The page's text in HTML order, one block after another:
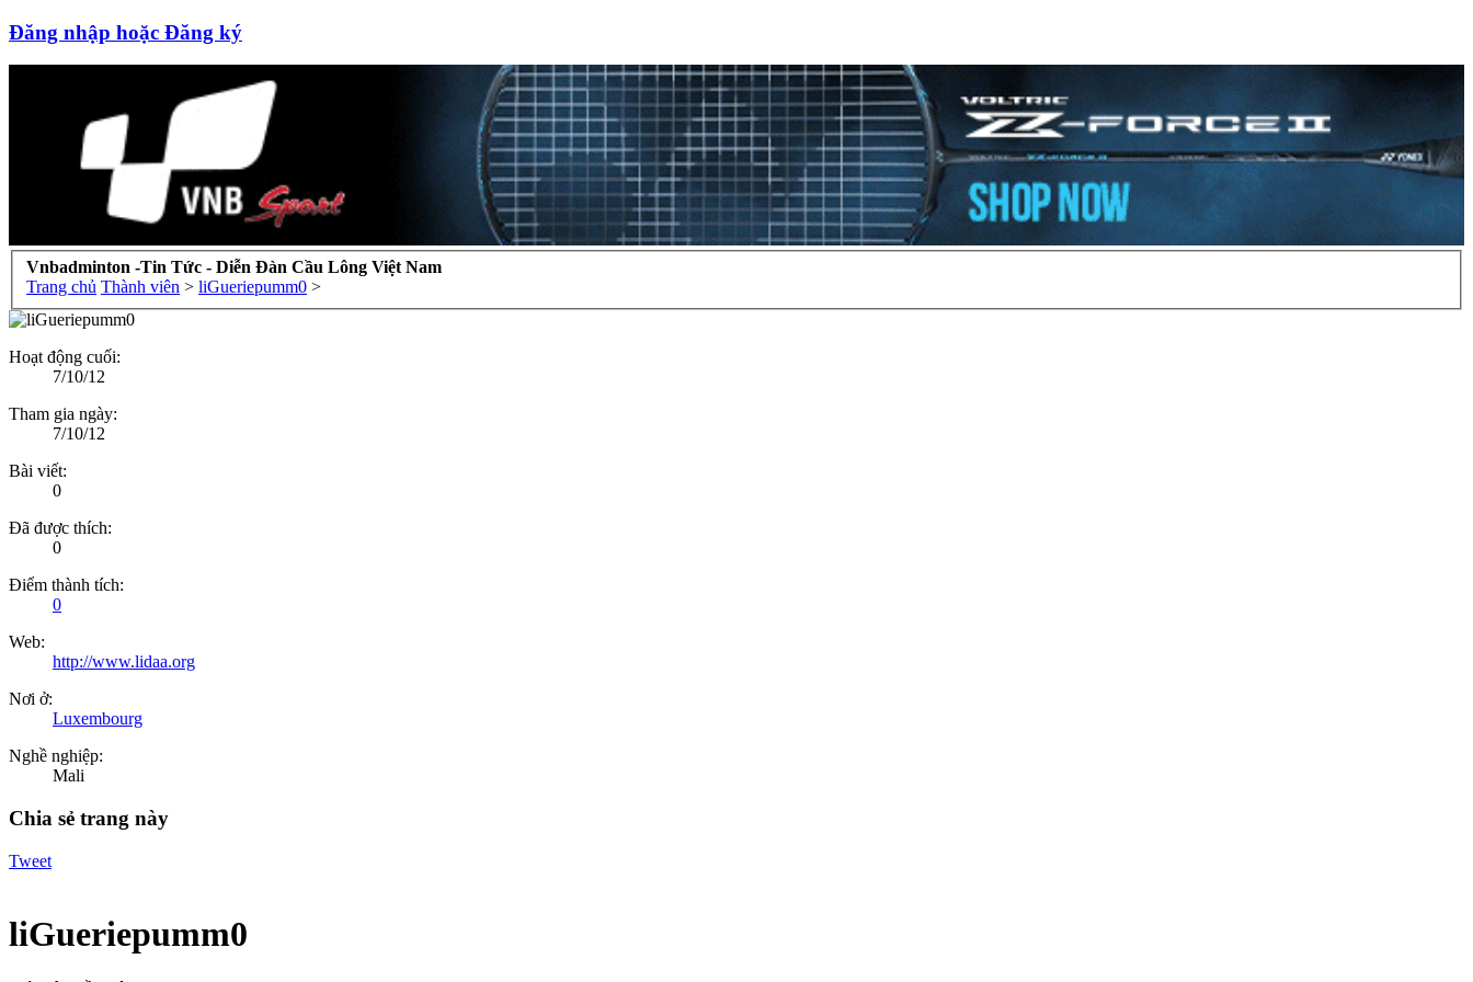
Đăng nhập hoặc Đăng ký
Vnbadminton -Tin Tức - Diễn Đàn Cầu Lông Việt Nam
Trang chủ Thành viên > liGueriepumm0 >
Hoạt động cuối:
7/10/12
Tham gia ngày:
7/10/12
Bài viết:
0
Đã được thích:
0
Điểm thành tích:
0
Web:
http://www.lidaa.org
Nơi ở:
Luxembourg
Nghề nghiệp:
Mali
Chia sẻ trang này
Tweet
liGueriepumm0